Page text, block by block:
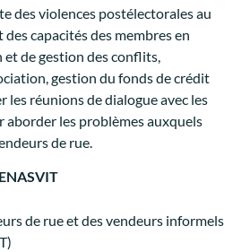
des violences postélectorales au
capacités des membres en
de gestion des conflits,
gestion du fonds de crédit
les réunions de dialogue avec les
aborder les problèmes auxquels
de rue.
de rue et des vendeurs informels